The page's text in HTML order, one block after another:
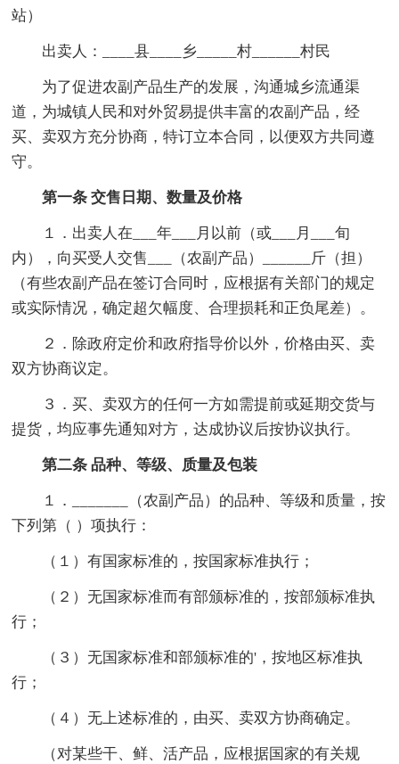
站）
出卖人：____县____乡_____村______村民
为了促进农副产品生产的发展，沟通城乡流通渠
道，为城镇人民和对外贸易提供丰富的农副产品，经
买、卖双方充分协商，特订立本合同，以便双方共同遵
守。
第一条 交售日期、数量及价格
１．出卖人在___年___月以前（或___月___旬
内），向买受人交售___（农副产品）______斤（担）
（有些农副产品在签订合同时，应根据有关部门的规定
或实际情况，确定超欠幅度、合理损耗和正负尾差）。
２．除政府定价和政府指导价以外，价格由买、卖
双方协商议定。
３．买、卖双方的任何一方如需提前或延期交货与
提货，均应事先通知对方，达成协议后按协议执行。
第二条 品种、等级、质量及包装
１．_______（农副产品）的品种、等级和质量，按
下列第（ ）项执行：
（１）有国家标准的，按国家标准执行；
（２）无国家标准而有部颁标准的，按部颁标准执
行；
（３）无国家标准和部颁标准的'，按地区标准执
行；
（４）无上述标准的，由买、卖双方协商确定。
（对某些干、鲜、活产品，应根据国家的有关规